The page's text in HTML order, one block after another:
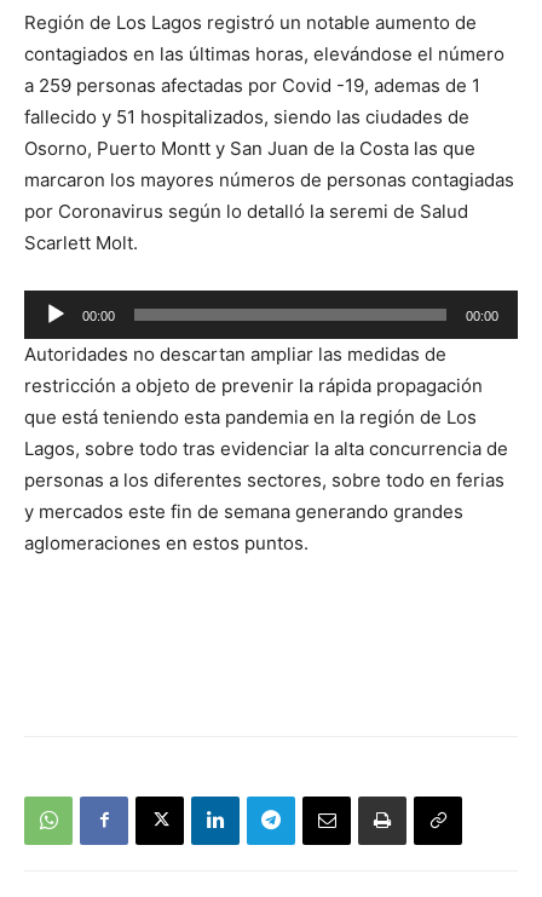
Región de Los Lagos registró un notable aumento de
contagiados en las últimas horas, elevándose el número
a 259 personas afectadas por Covid -19, ademas de 1
fallecido y 51 hospitalizados, siendo las ciudades de
Osorno, Puerto Montt y San Juan de la Costa las que
marcaron los mayores números de personas contagiadas
por Coronavirus según lo detalló la seremi de Salud
Scarlett Molt.
Reproductor
de
audio
00:00 00:00
Autoridades no descartan ampliar las medidas de
restricción a objeto de prevenir la rápida propagación
que está teniendo esta pandemia en la región de Los
Lagos, sobre todo tras evidenciar la alta concurrencia de
personas a los diferentes sectores, sobre todo en ferias
y mercados este fin de semana generando grandes
aglomeraciones en estos puntos.